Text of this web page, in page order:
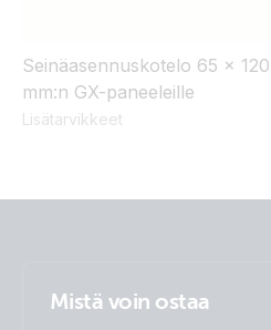
Seinäasennuskotelo 65 x 120
mm:n GX-paneeleille
Lisätarvikkeet
Mistä voin ostaa